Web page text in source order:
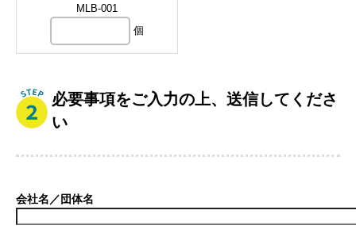
MLB-001
個
必要事項をご入力の上、送信してくださ
い
会社名／団体名